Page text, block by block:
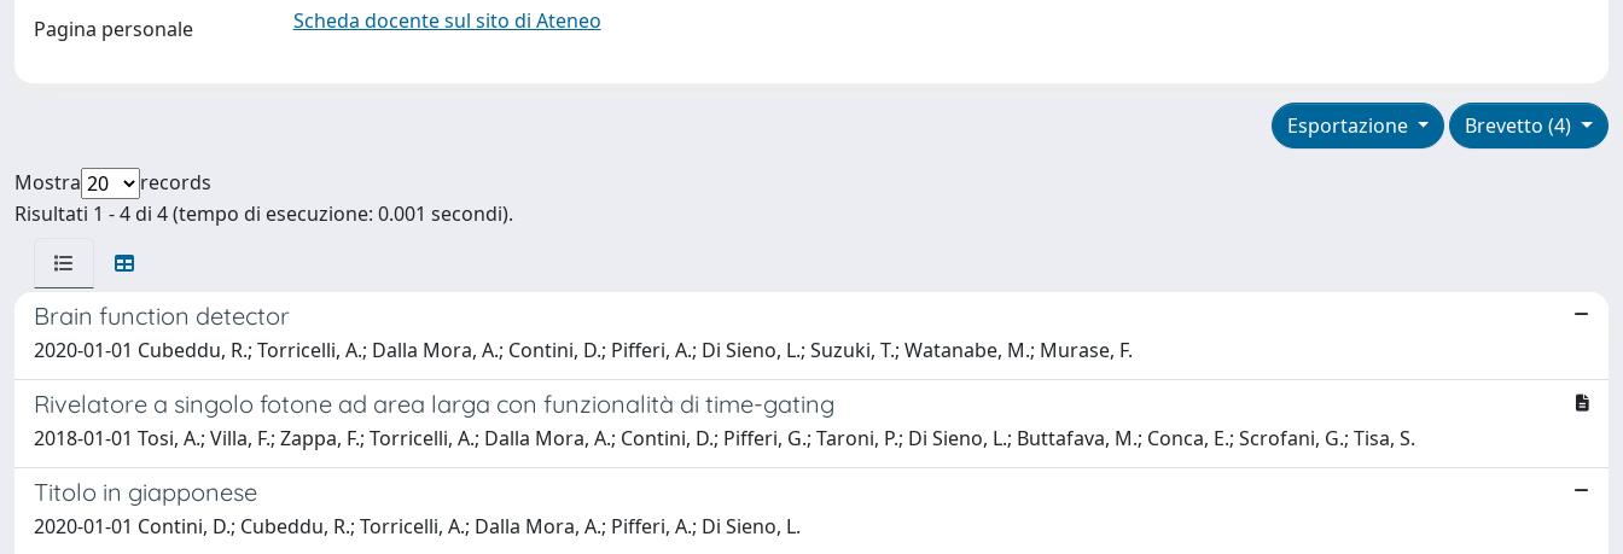
Pagina personale Scheda docente sul sito di Ateneo
Brevetto (4)
Esportazione
Mostra
records
Risultati 1 - 4 di 4 (tempo di esecuzione: 0.001 secondi).
Brain function detector
2020-01-01 Cubeddu, R.; Torricelli, A.; Dalla Mora, A.; Contini, D.; Pifferi, A.; Di Sieno, L.; Suzuki, T.; Watanabe, M.; Murase, F.
Rivelatore a singolo fotone ad area larga con funzionalità di time-gating
2018-01-01 Tosi, A.; Villa, F.; Zappa, F.; Torricelli, A.; Dalla Mora, A.; Contini, D.; Pifferi, G.; Taroni, P.; Di Sieno, L.; Buttafava, M.; Conca, E.; Scrofani, G.; Tisa, S.
Titolo in giapponese
2020-01-01 Contini, D.; Cubeddu, R.; Torricelli, A.; Dalla Mora, A.; Pifferi, A.; Di Sieno, L.